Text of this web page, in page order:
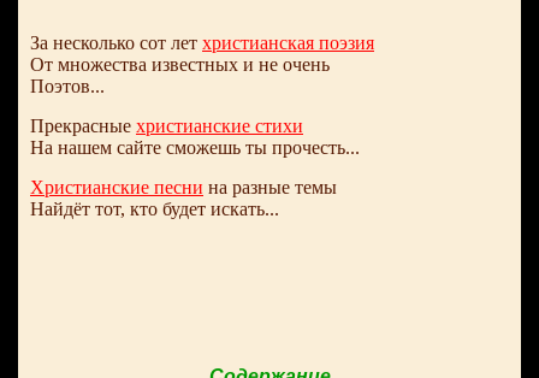
За несколько сот лет христианская поэзия
От множества известных и не очень
Поэтов...
Прекрасные христианские стихи
На нашем сайте сможешь ты прочесть...
Христианские песни на разные темы
Найдёт тот, кто будет искать...